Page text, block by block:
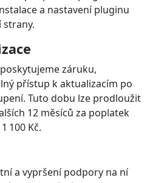
a nastavení pluginu
strany.
záruku,
přístup k aktualizacím po
Tuto dobu lze prodloužit
12 měsíců za poplatek
100 Kč.
a vypršení podpory na ní